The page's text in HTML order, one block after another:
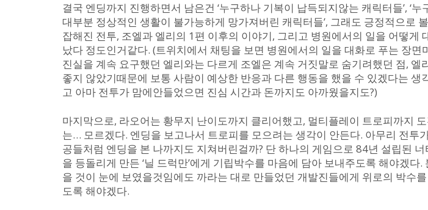
결국 엔딩까지 진행하면서 남은건 ‘누구하나 기복이 납득되지않는 캐릭터들’, ‘
대부분 정상적인 생활이 불가능하게 망가져버린 캐릭터들’, 그래도 긍정적으로
잡해진 전투, 조엘과 엘리의 1편 이후의 이야기, 그리고 병원에서의 일을 어떻게
났다 정도인거같다. (트위치에서 채팅을 보면 병원에서의 일을 대화로 푸는 장면
진실을 계속 요구했던 엘리와는 다르게 조엘은 계속 거짓말로 숨기려했던 점, 엘
좋지 않았기때문에 보통 사람이 예상한 반응과 다른 행동을 했을 수 있겠다는 생
고 아마 전투가 맘에안들었으면 진심 시간과 돈까지도 아까웠을지도?)
마지막으로, 라오어는 황무지 난이도까지 클리어했고, 멀티플레이 트로피까지
는… 모르겠다. 엔딩을 보고나서 트로피를 모으려는 생각이 안든다. 아무리 전투
공들처럼 엔딩을 본 나까지도 지쳐버린걸까? 단 하나의 게임으로 84년 설립된
을 등돌리게 만든 ‘닐 드럭만’에게 기립박수를 마음에 담아 보내주도록 해야겠다
을 것이 눈에 보였을것임에도 까라는 대로 만들었던 개발진들에게 위로의 박수
도록 해야겠다.